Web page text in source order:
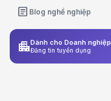
article Blog nghề nghiệp
apartmentDành cho Doanh nghiệp
Đăng tin tuyển dụng